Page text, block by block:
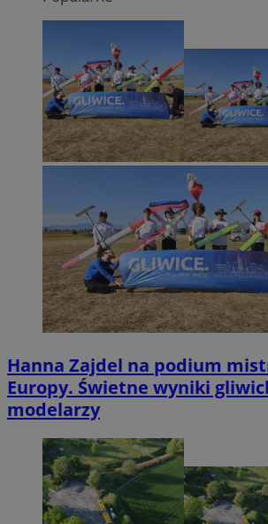
Hanna Zajdel na podium
Europy. Świetne wyniki
modelarzy